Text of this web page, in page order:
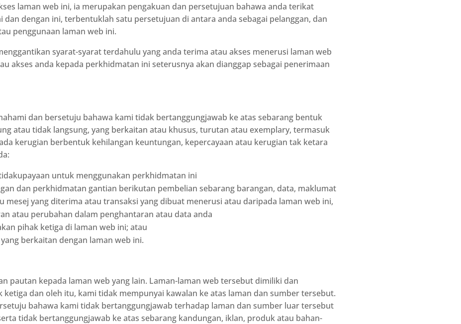
laman web ini, ia merupakan pengakuan dan persetujuan bahawa anda terikat
dan dengan ini, terbentuklah satu persetujuan di antara anda sebagai pelanggan, dan
penggunaan laman web ini.
syarat-syarat terdahulu yang anda terima atau akses menerusi laman web
akses anda kepada perkhidmatan ini seterusnya akan dianggap sebagai penerimaan
dan bersetuju bahawa kami tidak bertanggungjawab ke atas sebarang bentuk
atau tidak langsung, yang berkaitan atau khusus, turutan atau exemplary, termasuk
kerugian berbentuk kehilangan keuntungan, kepercayaan atau kerugian tak ketara
untuk menggunakan perkhidmatan ini
dan perkhidmatan gantian berikutan pembelian sebarang barangan, data, maklumat
mesej yang diterima atau transaksi yang dibuat menerusi atau daripada laman web ini,
atau perubahan dalam penghantaran atau data anda
pihak ketiga di laman web ini; atau
berkaitan dengan laman web ini.
pautan kepada laman web yang lain. Laman-laman web tersebut dimiliki dan
ketiga dan oleh itu, kami tidak mempunyai kawalan ke atas laman dan sumber tersebut.
bahawa kami tidak bertanggungjawab terhadap laman dan sumber luar tersebut
tidak bertanggungjawab ke atas sebarang kandungan, iklan, produk atau bahan-